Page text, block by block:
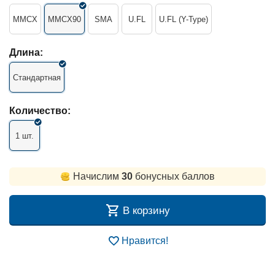
MMCX MMCX90 SMA U.FL U.FL (Y-Type)
Длина:
Стандартная
Количество:
1 шт.
Начислим 30бонусных баллов
В корзину
Нравится!